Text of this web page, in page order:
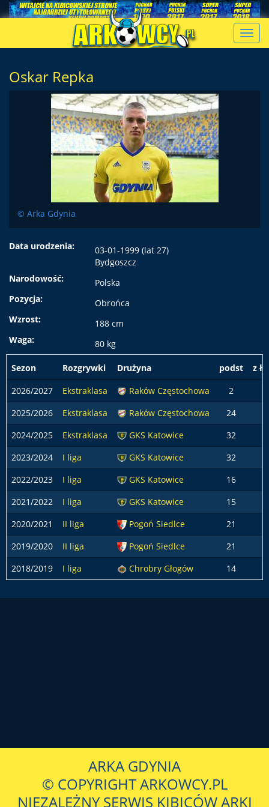
Oskar Repka
© Arka Gdynia
Data urodzenia:
03-01-1999 (lat 27)
Bydgoszcz
Narodowość:
Polska
Pozycja:
Obrońca
Wzrost:
188 cm
Waga:
80 kg
Sezon Rozgrywki Drużyna podst
z
2026/2027
Ekstraklasa Raków Częstochowa
2
2025/2026
Ekstraklasa Raków Częstochowa 24
2024/2025
Ekstraklasa GKS Katowice
32
2023/2024
I liga GKS Katowice
32
2022/2023
I liga GKS Katowice 16
2021/2022
I liga GKS Katowice 15
2020/2021
II liga Pogoń Siedlce 21
2019/2020
II liga Pogoń Siedlce 21
2018/2019
I liga Chrobry Głogów 14
ARKA GDYNIA
© COPYRIGHT ARKOWCY.PL
NIEZALEŻNY SERWIS KIBICÓW ARKI